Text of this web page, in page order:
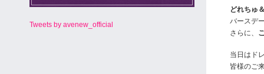
Tweets by avenew_official
どれちゅ
バースデ
さらに、
当日はド
皆様のご